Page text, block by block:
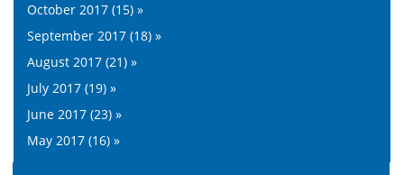
October 2017 (15) »
September 2017 (18) »
August 2017 (21) »
July 2017 (19) »
June 2017 (23) »
May 2017 (16) »